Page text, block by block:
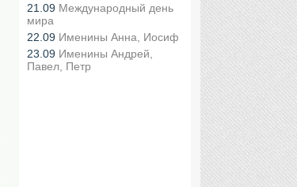
21.09 Международный день
мира
22.09 Именины Анна, Иосиф
23.09 Именины Андрей,
Павел, Петр